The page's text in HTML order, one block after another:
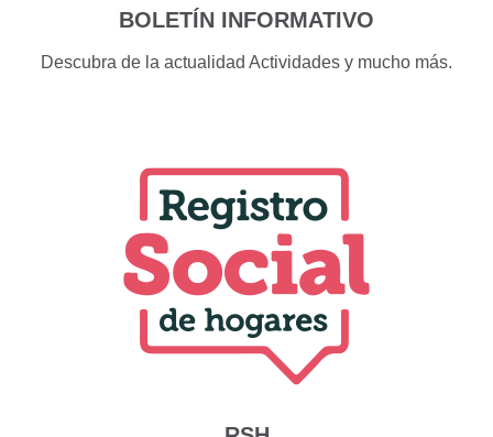
BOLETÍN INFORMATIVO
Descubra de la actualidad Actividades y mucho más.